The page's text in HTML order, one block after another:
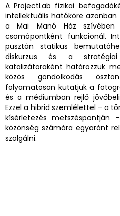
A ProjectLab fizikai
intellektuális hatóköre
a Mai Manó Ház szívében
csomópontként funkcionál.
pusztán statikus
diskurzus és a stratégiai
katalizátoraként határozzuk
közös gondolkodás
folyamatosan kutatjuk a
és a médiumban rejlő
Ezzel a hibrid szemlélettel – a
kísérletezés
közönség számára egyaránt
szolgálni.